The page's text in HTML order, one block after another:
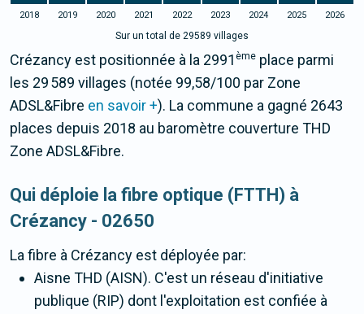
2018 2019 2020 2021 2022 2023 2024 2025 2026
Sur un total de 29589 villages
Crézancy est positionnée à la 2991 ème place parmi
les 29 589 villages (notée 99,58/100 par Zone
ADSL&Fibre en savoir +). La commune a gagné 2643
places depuis 2018 au baromètre couverture THD
Zone ADSL&Fibre.
Qui déploie la fibre optique (FTTH) à
Crézancy - 02650
La fibre à Crézancy est déployée par:
Aisne THD (AISN). C'est un réseau d'initiative
publique (RIP) dont l'exploitation est confiée à